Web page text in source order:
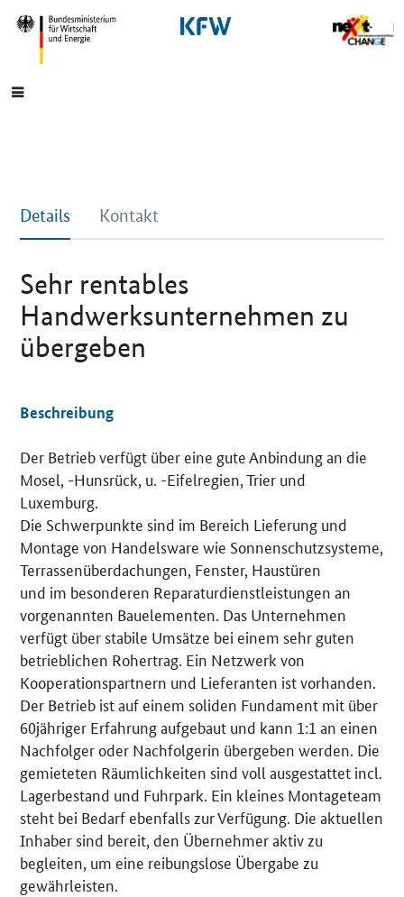
SrOnlyNavigation
Hauptmenü
Details Kontakt
Sehr rentables
Handwerksunternehmen zu
übergeben
Details
Beschreibung
Der Betrieb verfügt über eine gute Anbindung an die
Mosel, -Hunsrück, u. -Eifelregien, Trier und
Luxemburg.
Die Schwerpunkte sind im Bereich Lieferung und
Montage von Handelsware wie Sonnenschutzsysteme,
Terrassenüberdachungen, Fenster, Haustüren
und im besonderen Reparaturdienstleistungen an
vorgenannten Bauelementen. Das Unternehmen
verfügt über stabile Umsätze bei einem sehr guten
betrieblichen Rohertrag. Ein Netzwerk von
Kooperationspartnern und Lieferanten ist vorhanden.
Der Betrieb ist auf einem soliden Fundament mit über
60jähriger Erfahrung aufgebaut und kann 1:1 an einen
Nachfolger oder Nachfolgerin übergeben werden. Die
gemieteten Räumlichkeiten sind voll ausgestattet incl.
Lagerbestand und Fuhrpark. Ein kleines Montageteam
steht bei Bedarf ebenfalls zur Verfügung. Die aktuellen
Inhaber sind bereit, den Übernehmer aktiv zu
begleiten, um eine reibungslose Übergabe zu
gewährleisten.